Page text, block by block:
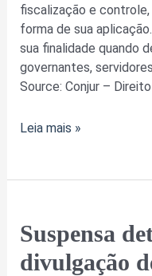
fiscalização e
forma de sua
sua finalidade quando
governantes,
Source: Conjur – Direito
Leia mais »
Suspensa
divulgação
Suspensa
determinação
de